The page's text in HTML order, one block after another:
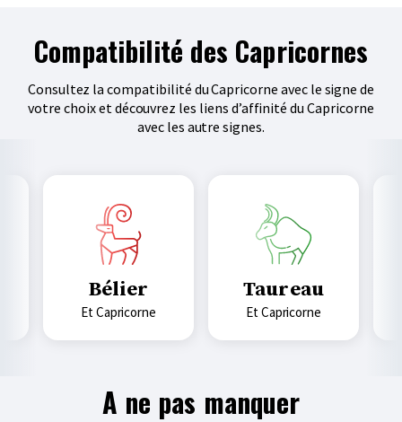
Compatibilité des Capricornes
Consultez la compatibilité du Capricorne avec le signe de
votre choix et découvrez les liens d’affinité du Capricorne
avec les autre signes.
Bélier
et Capricorne
Taureau
et Capricorne
A ne pas manquer